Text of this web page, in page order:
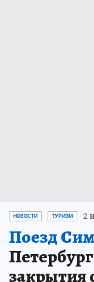
НОВОСТИ ТУРИЗМ 2
Поезд